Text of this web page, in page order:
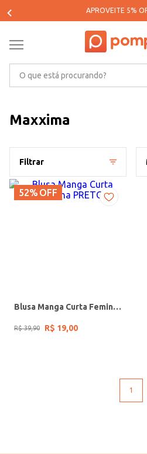
APROVEITE 5%
Maxxima
Filtrar
52% OFF
Blusa Manga Curta Feminina PRETO
R$ 39,90 R$ 19,00
1